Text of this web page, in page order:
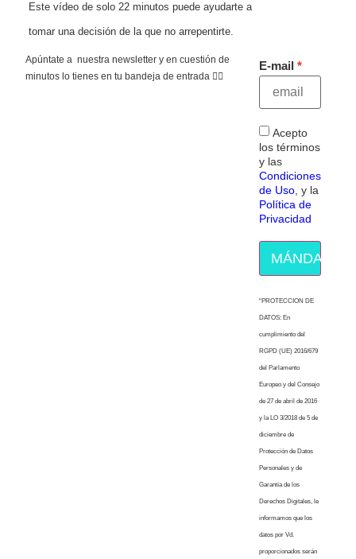
Este vídeo de solo 22 minutos puede ayudarte a
tomar una decisión de la que no arrepentirte.
Apúntate a nuestra newsletter y en cuestión de
minutos lo tienes en tu bandeja de entrada 👇🏻
E-mail
Acepto
los términos
y las
Condiciones
de Uso, y la
Política de
Privacidad
MÁNDAME
“PROTECCION DE
DATOS: En
cumplimiento del
RGPD (UE) 2016/679
del Parlamento
Europeo y del Consejo
de 27 de abril de 2016
y la LO 3/2018 de 5 de
diciembre de
Protección de Datos
Personales y de
Garantía de los
Derechos Digitales, le
informamos que los
datos por Vd.
proporcionados serán